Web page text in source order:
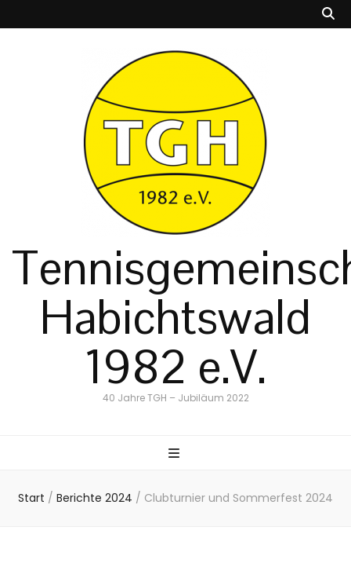
Habichtswald
1982 e.V.
40 Jahre TGH – Jubiläum 2022
Start / Berichte 2024 / Clubturnier und Sommerfest 2024